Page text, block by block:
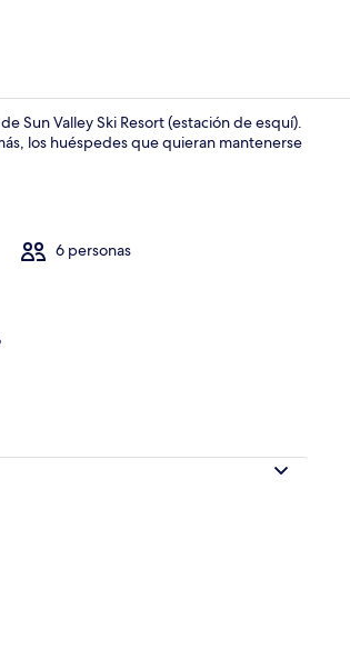
Sun Valley Ski Resort (estación de esquí).
los huéspedes que quieran mantenerse
6 personas